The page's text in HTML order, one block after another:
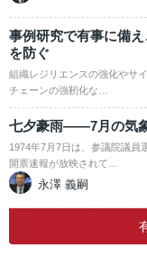
事例研究で有事に備
を防ぐ
組織レジリエンスの強化やサ
チェーンの強靭化な…
七夕豪雨――7月の気
1974年7月7日は、参議院議員
開票速報が放映されて…
永澤 義嗣